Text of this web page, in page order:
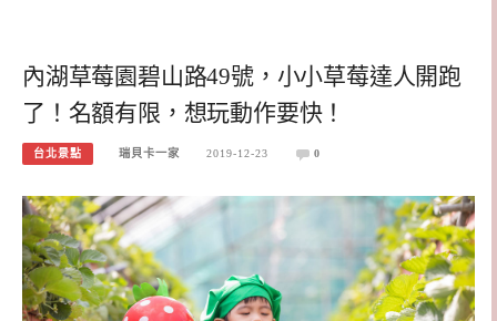
內湖草莓園碧山路49號，小小草莓達人開跑
了！名額有限，想玩動作要快！
台北景點 瑞貝卡一家 2019-12-23 0